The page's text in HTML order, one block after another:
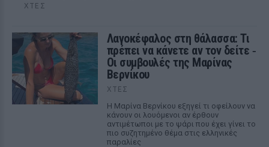
ΧΤΕΣ
Λαγοκέφαλος στη θάλασσα: Τι
πρέπει να κάνετε αν τον δείτε ‑
Οι συμβουλές της Μαρίνας
Βερνίκου
ΧΤΕΣ
Η Μαρίνα Βερνίκου εξηγεί τι οφείλουν να
κάνουν οι λουόμενοι αν έρθουν
αντιμέτωποι με το ψάρι που έχει γίνει το
πιο συζητημένο θέμα στις ελληνικές
παραλίες